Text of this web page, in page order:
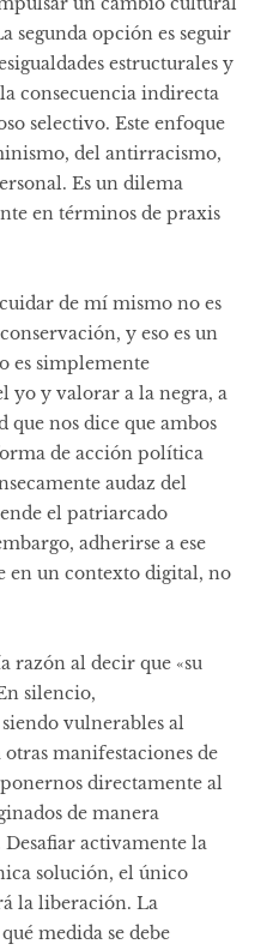
segunda opción es seguir
estructurales y
consecuencia indirecta
selectivo. Este enfoque
del antirracismo,
Es un dilema
en términos de praxis
de mí mismo no es
y eso es un
es simplemente
yo y valorar a la negra, a
que nos dice que ambos
de acción política
audaz del
el patriarcado
adherirse a ese
un contexto digital, no
razón al decir que «su
silencio,
vulnerables al
manifestaciones de
directamente al
de manera
activamente la
solución, el único
la liberación. La
medida se debe